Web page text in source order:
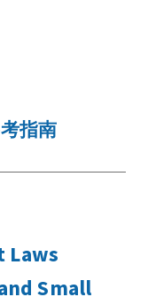
指南
Laws
Small